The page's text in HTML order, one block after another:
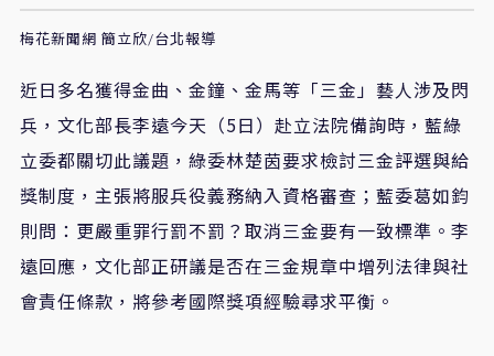
梅花新聞網 簡立欣/台北報導
近日多名獲得金曲、金鐘、金馬等「三金」 藝人涉及閃
兵，文化部長李遠今天（5日）赴立法院備詢時，藍綠
立委都關切此議題，綠委林楚茵要求檢討三金評選與給
獎制度，主張將服兵役義務納入資格審查；藍委葛如鈞
則問：更嚴重罪行罰不罰？取消三金要有一致標準。李
遠回應，文化部正研議是否在三金規章中增列法律與社
會責任條款，將參考國際獎項經驗尋求平衡。